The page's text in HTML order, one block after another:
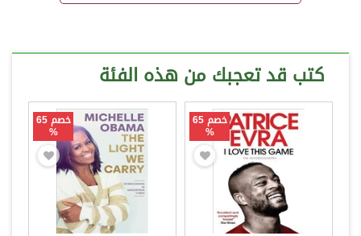
كتب قد تعجبك من هذه الفئة
خصم 65
%
خصم 65
%